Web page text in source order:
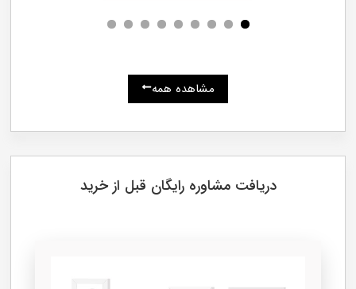
جاروبرقی فیلیپس مدل FC9174